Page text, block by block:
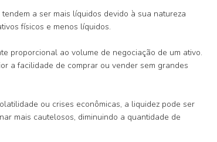
a ser mais líquidos devido à sua natureza
físicos e menos líquidos.
proporcional ao volume de negociação de um ativo.
a facilidade de comprar ou vender sem grandes
ou crises econômicas, a liquidez pode ser
mais cautelosos, diminuindo a quantidade de